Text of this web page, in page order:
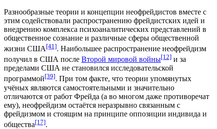
Разнообразные теории и концепции неофрейдистов вместе с
этим содействовали распространению фрейдистских идей и
внедрению комплекса психоаналитических представлений в
общественное сознание и различные сферы общественной
жизни США [41]. Наибольшее распространение неофрейдизм
получил в США после Второй мировой войны[12] и за
пределами США не становился исследовательской
программой[39]. При том факте, что теории упомянутых
учёных являются самостоятельными и значительно
отличаются от работ Фрейда (а во многом даже противоречат
ему), неофрейдизм остаётся неразрывно связанным с
фрейдизмом и стоящим на принципе оппозиции индивида и
общества[17].